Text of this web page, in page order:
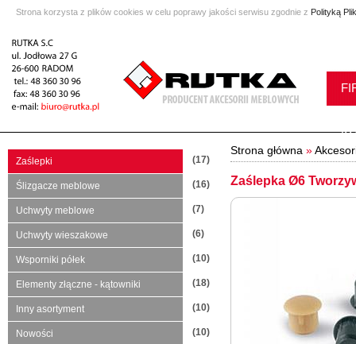
Strona korzysta z plików cookies w celu poprawy jakości serwisu zgodnie z Polityką
Zaślepki (17)
Ślizgacze meblowe (16)
Uchwyty meblowe (7)
Uchwyty wieszakowe (6)
Wsporniki półek (10)
Elementy złączne - kątowniki (18)
Inny asortyment (10)
Nowości (10)
Strona główna »
Zaślepka Ø6